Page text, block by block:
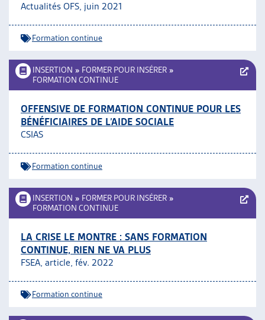
Actualités OFS, juin 2021
Formation continue
INSERTION » FORMER POUR INSÉRER »
FORMATION CONTINUE
OFFENSIVE DE FORMATION CONTINUE POUR LES
BÉNÉFICIAIRES DE L’AIDE SOCIALE
CSIAS
Formation continue
INSERTION » FORMER POUR INSÉRER »
FORMATION CONTINUE
LA CRISE LE MONTRE : SANS FORMATION
CONTINUE, RIEN NE VA PLUS
FSEA, article, fév. 2022
Formation continue